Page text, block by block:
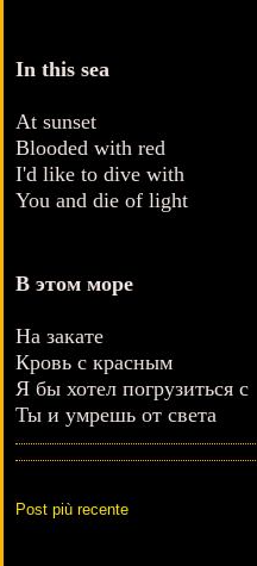
In this sea
At sunset
Blooded with red
I'd like to dive with
You and die of light
В этом море
На закате
Кровь с красным
Я бы хотел погрузиться с
Ты и умрешь от света
Post più recente